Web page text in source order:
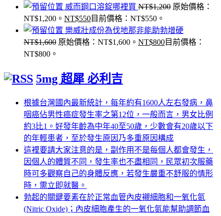
威而鋼口溶錠哪裡買 NT$1,200 原始價格：
NT$1,200。 NT$550目前價格：NT$550。
樂威壯成份為伐地那非能助勃增硬
NT$1,600 原始價格：NT$1,600。 NT$800目前價格：
NT$800。
5mg 超犀 必利吉
根據台灣國內最新統計，每年約有1600人左右發病，鼻
咽癌佔男性癌症發生率之第12位，一般而言，男女比例
約3比1。好發年齡為中年40至50歲，少數會有20歲以下
的年輕患者，至於發生原因乃多重原因構成
這裡要請大家注意的是，副作用不是每個人都會發生，
因個人的體質不同，發生率也不盡相同，民眾初次服藥
時可多觀察自己的身體反應，若發生嚴重不舒服的情形
時，需立即就醫。
勃起的關鍵要素在於正常血管內皮襯細胞和一氧化氮
(Nitric Oxide)；內皮細胞產生的一氧化氮能幫助調節血